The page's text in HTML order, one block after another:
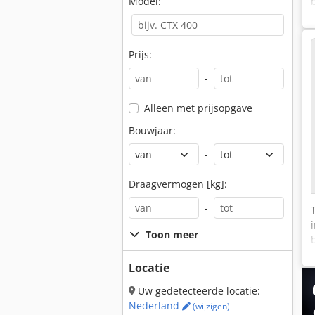
Prijs:
-
Alleen met prijsopgave
Bouwjaar:
-
Draagvermogen [kg]:
-
Toon meer
Locatie
Uw gedetecteerde locatie:
Nederland
(wijzigen)